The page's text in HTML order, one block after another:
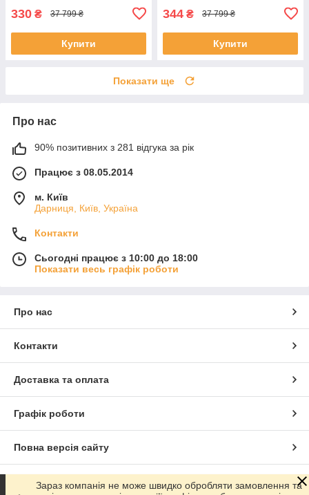
330 ₴ 37 799 ₴
Купити
344 ₴ 37 799 ₴
Купити
Показати ще
Про нас
90% позитивних з 281 відгука за рік
Працює з 08.05.2014
м. Київ
Дарниця, Київ, Україна
Контакти
Сьогодні працює з 10:00 до 18:00
Показати весь графік роботи
Про нас
Контакти
Доставка та оплата
Графік роботи
Повна версія сайту
Сайт створено на маркетплейсі Prom.ua
Зараз компанія не може швидко обробляти замовлення та